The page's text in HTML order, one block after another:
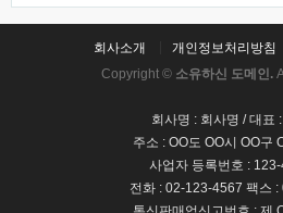
회사소개 개인정보처리방침
Copyright © 소유하신 도메인.
회사명 : 회사명 / 대표
주소 : OO도 OO시 OO구
사업자 등록번호 :
전화 : 02-123-4567 팩스